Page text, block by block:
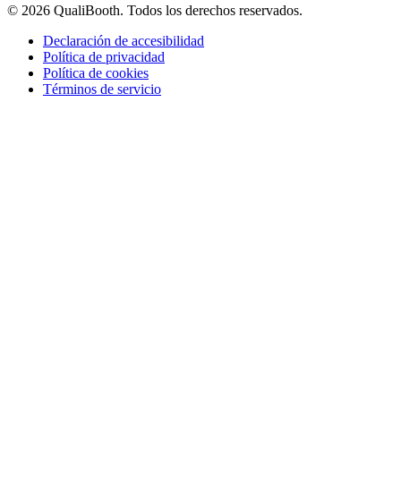
© 2026 QualiBooth. Todos los derechos reservados.
Declaración de accesibilidad
Política de privacidad
Política de cookies
Términos de servicio